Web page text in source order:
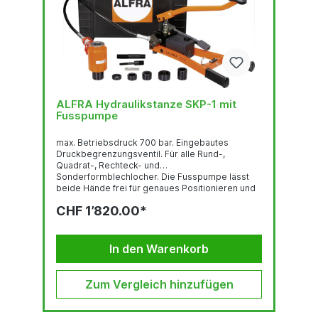
ALFRA Hydraulikstanze SKP-1 mit
Fusspumpe
max. Betriebsdruck 700 bar. Eingebautes
Druckbegrenzungsventil. Für alle Rund-,
Quadrat-, Rechteck- und
Sonderformblechlocher. Die Fusspumpe lässt
beide Hände frei für genaues Positionieren und
der Fusspumpe ist gespreizt. Standsicheres,
Tankvolumen 270 cm³ Nutzbares Ölvolumen 210
cm³ Fördermenge 1,7 cm³ je Kolbenhub Inhalt: 1
Hydraulik-Zylinder mit Schnellkupplung...
CHF 1’820.00*
In den Warenkorb
Zum Vergleich hinzufügen